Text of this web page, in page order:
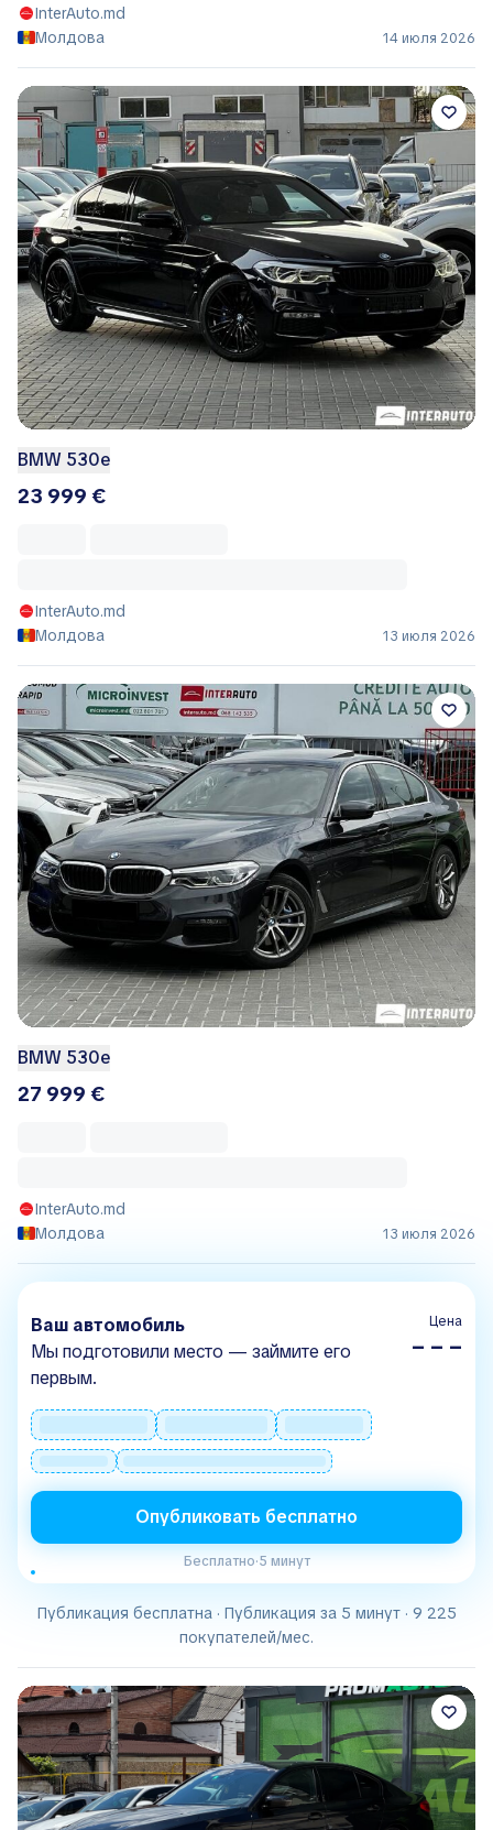
InterAuto.md
Молдова
14 июля 2026
BMW 530e
23 999 €
InterAuto.md
Молдова
13 июля 2026
BMW 530e
27 999 €
InterAuto.md
Молдова
13 июля 2026
Ваш автомобиль
Мы подготовили место — займите его
первым.
Цена
– – –
Опубликовать бесплатно
Бесплатно·5 минут
Публикация бесплатна · Публикация за 5 минут · 9 225
покупателей/мес.